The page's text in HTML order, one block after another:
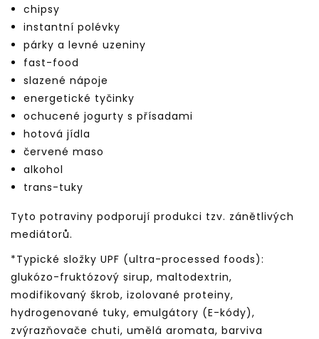
chipsy
instantní polévky
párky a levné uzeniny
fast-food
slazené nápoje
energetické tyčinky
ochucené jogurty s přísadami
hotová jídla
červené maso
alkohol
trans-tuky
Tyto potraviny podporují produkci tzv. zánětlivých
mediátorů.
*Typické složky UPF (ultra-processed foods):
glukózo-fruktózový sirup, maltodextrin,
modifikovaný škrob, izolované proteiny,
hydrogenované tuky, emulgátory (E-kódy),
zvýrazňovače chuti, umělá aromata, barviva